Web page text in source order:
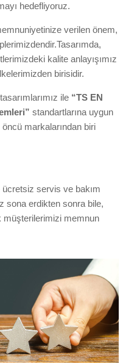
hedefliyoruz.
verilen önem,
kalite anlayışımız
birisidir.
ile “TS EN
standartlarına uygun
markalarından biri
servis ve bakım
sona erdikten sonra bile,
müşterilerimizi memnun